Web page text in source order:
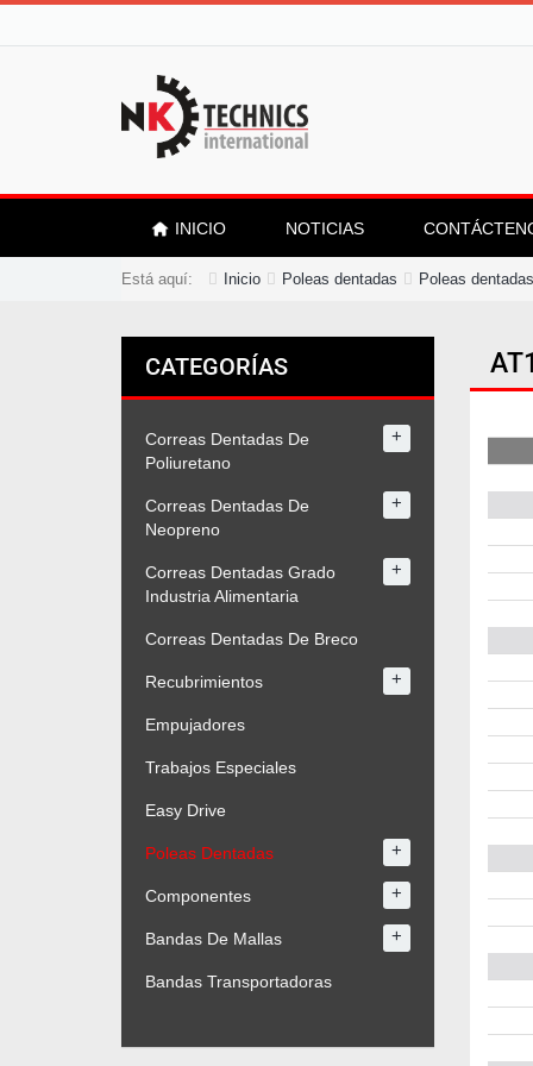
INICIO NOTICIAS
Está aquí: Inicio Poleas dentadas Poleas
CATEGORÍAS
Correas Dentadas De
Poliuretano
+
Correas Dentadas De
Neopreno
+
Correas Dentadas Grado
Industria Alimentaria
+
Correas Dentadas De Breco
Recubrimientos +
Empujadores
Trabajos Especiales
Easy Drive
Poleas Dentadas +
Componentes +
Bandas De Mallas +
Bandas Transportadoras